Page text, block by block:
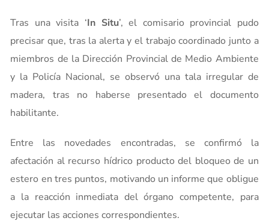
Tras una visita ‘In Situ’, el comisario provincial pudo
precisar que, tras la alerta y el trabajo coordinado junto a
miembros de la Dirección Provincial de Medio Ambiente
y la Policía Nacional, se observó una tala irregular de
madera, tras no haberse presentado el documento
habilitante.
Entre las novedades encontradas, se confirmó la
afectación al recurso hídrico producto del bloqueo de un
estero en tres puntos, motivando un informe que obligue
a la reacción inmediata del órgano competente, para
ejecutar las acciones correspondientes.